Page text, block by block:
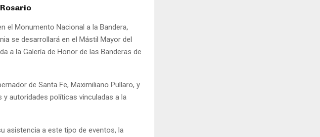
el Monumento Nacional a la Bandera,
se desarrollará en el Mástil Mayor del
a la Galería de Honor de las Banderas de
de Santa Fe, Maximiliano Pullaro, y
y autoridades políticas vinculadas a la
asistencia a este tipo de eventos, la